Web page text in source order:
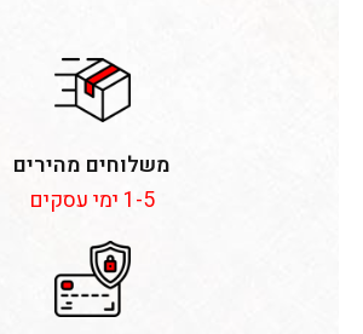
משלוחים מהירים
1-5 ימי עסקים